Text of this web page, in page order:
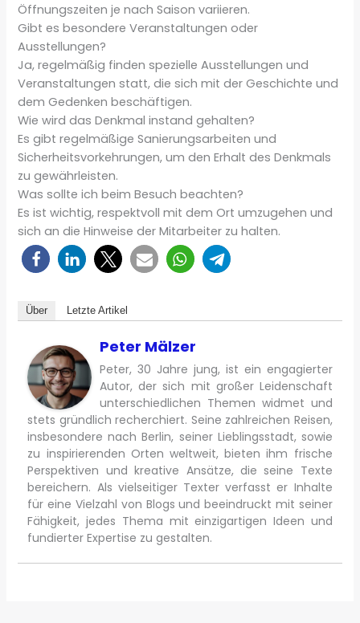
Öffnungszeiten je nach Saison variieren.
Gibt es besondere Veranstaltungen oder
Ausstellungen?
Ja, regelmäßig finden spezielle Ausstellungen und
Veranstaltungen statt, die sich mit der Geschichte und
dem Gedenken beschäftigen.
Wie wird das Denkmal instand gehalten?
Es gibt regelmäßige Sanierungsarbeiten und
Sicherheitsvorkehrungen, um den Erhalt des Denkmals
zu gewährleisten.
Was sollte ich beim Besuch beachten?
Es ist wichtig, respektvoll mit dem Ort umzugehen und
sich an die Hinweise der Mitarbeiter zu halten.
Über Letzte Artikel
Peter Mälzer
Peter, 30 Jahre jung, ist ein engagierter
Autor, der sich mit großer Leidenschaft
unterschiedlichen Themen widmet und
stets gründlich recherchiert. Seine zahlreichen Reisen,
insbesondere nach Berlin, seiner Lieblingsstadt, sowie
zu inspirierenden Orten weltweit, bieten ihm frische
Perspektiven und kreative Ansätze, die seine Texte
bereichern. Als vielseitiger Texter verfasst er Inhalte
für eine Vielzahl von Blogs und beeindruckt mit seiner
Fähigkeit, jedes Thema mit einzigartigen Ideen und
fundierter Expertise zu gestalten.